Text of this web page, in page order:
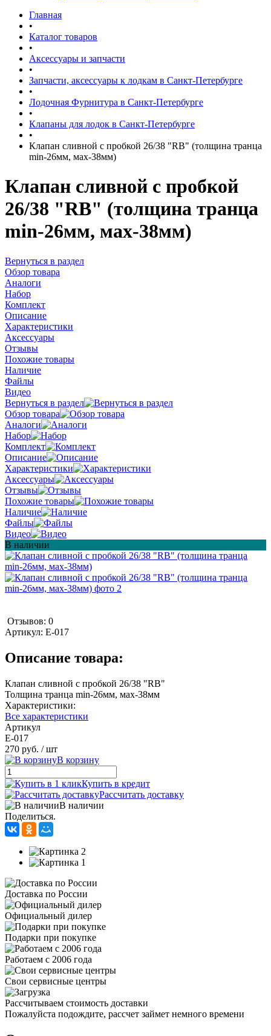
Главная
•
Каталог товаров
•
Аксессуары и запчасти
•
Запчасти, аксессуары к лодкам в Санкт-Петербурге
•
Лодочная Фурнитура в Санкт-Петербурге
•
Клапаны для лодок в Санкт-Петербурге
•
Клапан сливной с пробкой 26/38 "RB" (толщина транца
min-26мм, мах-38мм)
Клапан сливной с пробкой
26/38 "RB" (толщина транца
min-26мм, мах-38мм)
Вернуться в раздел
Обзор товара
Аналоги
Набор
Комплект
Описание
Характеристики
Аксессуары
Отзывы
Похожие товары
Наличие
Файлы
Видео
Вернуться в раздел
Обзор товара
Аналоги
Набор
Комплект
Описание
Характеристики
Аксессуары
Отзывы
Похожие товары
Наличие
Файлы
Видео
В наличии
Отзывов: 0
Артикул: Е-017
Описание товара:
Клапан сливной с пробкой 26/38 "RB"
Толщина транца min-26мм, мах-38мм
Характеристики:
Все характеристики
Артикул
Е-017
270 руб. / шт
В корзину
Купить в кредит
Рассчитать доставку
В наличии
Поделиться.
Доставка по России
Официальный дилер
Подарки при покупке
Работаем с 2006 года
Свои сервисные центры
Рассчитываем стоимость доставки
Пожалуйста подождите, рассчет займет немного времени